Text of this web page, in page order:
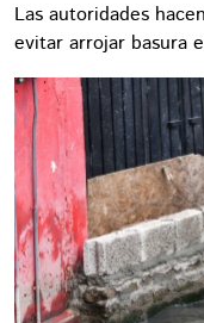
Las autoridades
evitar arrojar basura